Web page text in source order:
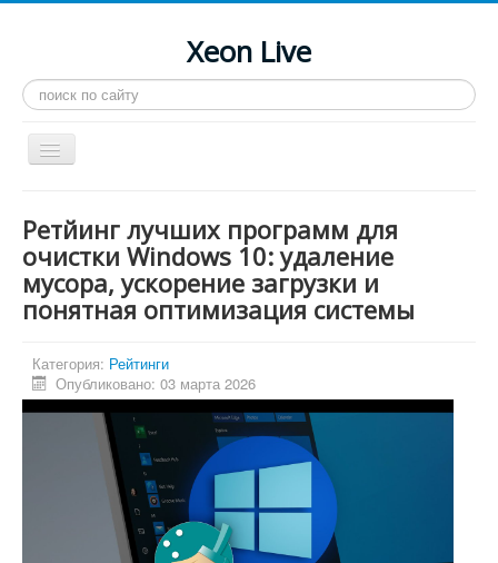
Xeon Live
Искать...
Toggle
Navigation
LGA 2011-3
LGA 2011
Процессоры
Инструкции
Рейтинги
Конференция
Системные программы
Ретйинг лучших программ для
очистки Windows 10: удаление
мусора, ускорение загрузки и
понятная оптимизация системы
Категория: Рейтинги
Опубликовано: 03 марта 2026